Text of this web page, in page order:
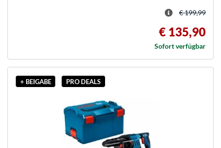
€ 199,99
€ 135,90
Sofort verfügbar
+ BEIGABE PRO DEALS